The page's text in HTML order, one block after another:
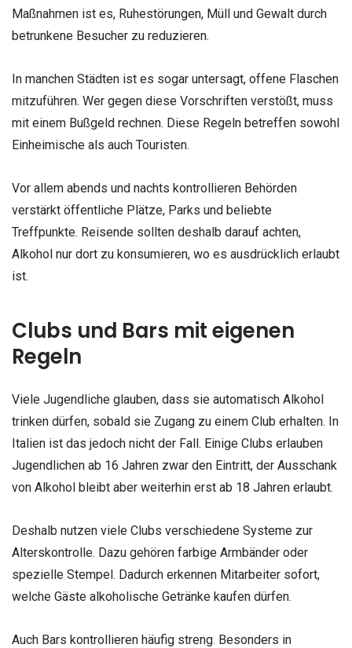
Maßnahmen ist es, Ruhestörungen, Müll und Gewalt durch
betrunkene Besucher zu reduzieren.
In manchen Städten ist es sogar untersagt, offene Flaschen
mitzuführen. Wer gegen diese Vorschriften verstößt, muss
mit einem Bußgeld rechnen. Diese Regeln betreffen sowohl
Einheimische als auch Touristen.
Vor allem abends und nachts kontrollieren Behörden
verstärkt öffentliche Plätze, Parks und beliebte
Treffpunkte. Reisende sollten deshalb darauf achten,
Alkohol nur dort zu konsumieren, wo es ausdrücklich erlaubt
ist.
Clubs und Bars mit eigenen
Regeln
Viele Jugendliche glauben, dass sie automatisch Alkohol
trinken dürfen, sobald sie Zugang zu einem Club erhalten. In
Italien ist das jedoch nicht der Fall. Einige Clubs erlauben
Jugendlichen ab 16 Jahren zwar den Eintritt, der Ausschank
von Alkohol bleibt aber weiterhin erst ab 18 Jahren erlaubt.
Deshalb nutzen viele Clubs verschiedene Systeme zur
Alterskontrolle. Dazu gehören farbige Armbänder oder
spezielle Stempel. Dadurch erkennen Mitarbeiter sofort,
welche Gäste alkoholische Getränke kaufen dürfen.
Auch Bars kontrollieren häufig streng. Besonders in